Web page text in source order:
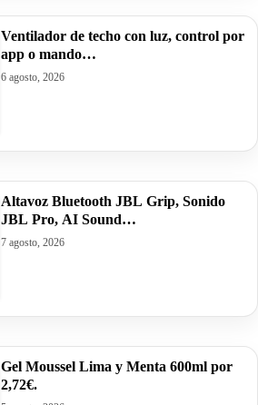
Ventilador de techo con luz, control por
app o mando…
6 agosto, 2026
Altavoz Bluetooth JBL Grip, Sonido
JBL Pro, AI Sound…
7 agosto, 2026
Gel Moussel Lima y Menta 600ml por
2,72€.